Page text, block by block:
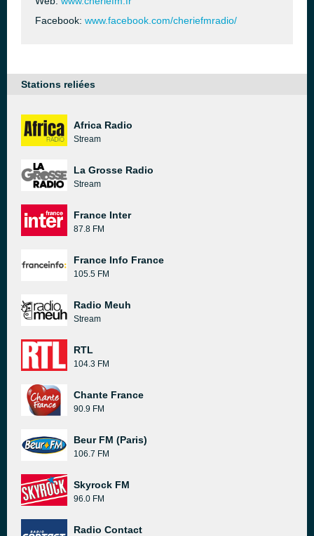
Facebook: www.facebook.com/cheriefmradio/
Stations reliées
Africa Radio
Stream
La Grosse Radio
Stream
France Inter
87.8 FM
France Info France
105.5 FM
Radio Meuh
Stream
RTL
104.3 FM
Chante France
90.9 FM
Beur FM (Paris)
106.7 FM
Skyrock FM
96.0 FM
Radio Contact